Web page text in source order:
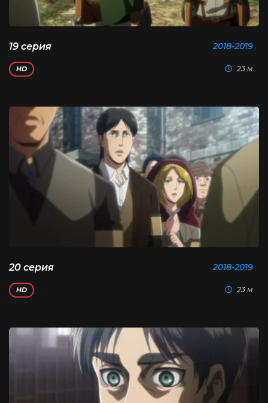
19 серия 2018-2019
HD 23 м
20 серия 2018-2019
HD 23 м